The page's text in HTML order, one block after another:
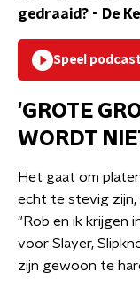
gedraaid? - De
Speel
'GROTE
WORDT
Het gaat om
echt te stevig zijn,
"Rob en ik krijgen
voor Slayer,
zijn gewoon te